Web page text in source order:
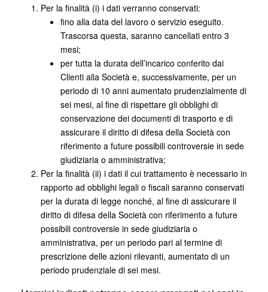
Per la finalità (i) i dati verranno conservati:
fino alla data del lavoro o servizio eseguito.
Trascorsa questa, saranno cancellati entro 3
mesi;
per tutta la durata dell’incarico conferito dai
Clienti alla Società e, successivamente, per un
periodo di 10 anni aumentato prudenzialmente di
sei mesi, al fine di rispettare gli obblighi di
conservazione dei documenti di trasporto e di
assicurare il diritto di difesa della Società con
riferimento a future possibili controversie in sede
giudiziaria o amministrativa;
Per la finalità (ii) i dati il cui trattamento è necessario in
rapporto ad obblighi legali o fiscali saranno conservati
per la durata di legge nonché, al fine di assicurare il
diritto di difesa della Società con riferimento a future
possibili controversie in sede giudiziaria o
amministrativa, per un periodo pari al termine di
prescrizione delle azioni rilevanti, aumentato di un
periodo prudenziale di sei mesi.